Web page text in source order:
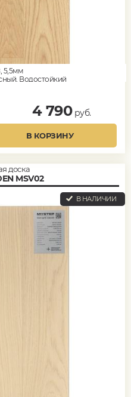
5,5мм
Водостойкий
4 790руб.
В КОРЗИНУ
доска
MSV02
В НАЛИЧИИ